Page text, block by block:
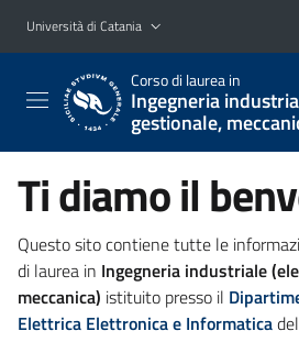
Vai al contenuto principale
Vai al menu di navigazione
Università di Catania
Corso di laurea in
Ingegneria
gestionale,
Ti diamo il
Questo sito contiene tutte le
di laurea in Ingegneria industriale
meccanica) istituito presso il
Elettrica Elettronica e Informatica